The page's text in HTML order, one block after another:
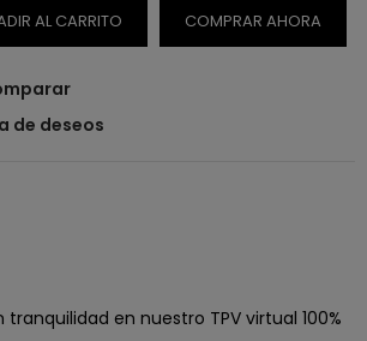
AL CARRITO COMPRAR AHORA
de deseos
tranquilidad en nuestro TPV virtual 100%